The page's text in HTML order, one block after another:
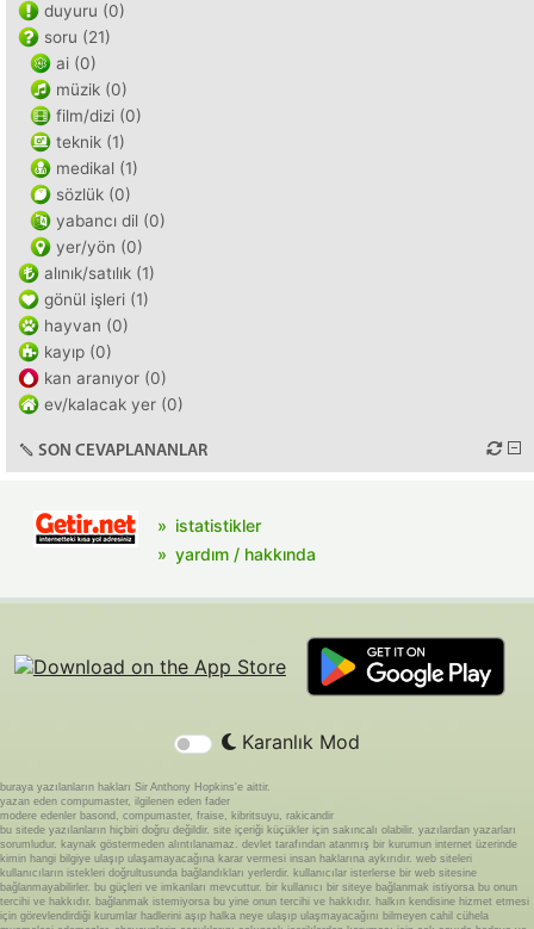
duyuru (0)
soru (21)
ai (0)
müzik (0)
film/dizi (0)
teknik (1)
medikal (1)
sözlük (0)
yabancı dil (0)
yer/yön (0)
alınık/satılık (1)
gönül işleri (1)
hayvan (0)
kayıp (0)
kan aranıyor (0)
ev/kalacak yer (0)
SON CEVAPLANANLAR
istatistikler
yardım / hakkında
Karanlık Mod
buraya yazılanların hakları Sir Anthony Hopkins'e aittir.
yazan eden compumaster, ilgilenen eden fader
modere edenler basond, compumaster, fraise, kibritsuyu, rakicandir
bu sitede yazılanların hiçbiri doğru değildir. site içeriği küçükler için sakıncalı olabilir. yazılardan yazarları
sorumludur. kaynak göstermeden alıntılanamaz. devlet tarafından atanmış bir kurumun internet üzerinde
kimin hangi bilgiye ulaşıp ulaşamayacağına karar vermesi insan haklarına aykırıdır. web siteleri
kullanıcıların istekleri doğrultusunda bağlandıkları yerlerdir. kullanıcılar isterlerse bir web sitesine
bağlanmayabilirler. bu güçleri ve imkanları mevcuttur. bir kullanıcı bir siteye bağlanmak istiyorsa bu onun
tercihi ve hakkıdır. bağlanmak istemiyorsa bu yine onun tercihi ve hakkıdır. halkın kendisine hizmet etmesi
için görevlendirdiği kurumlar hadlerini aşıp halka neye ulaşıp ulaşmayacağını bilmeyen cahil cühela